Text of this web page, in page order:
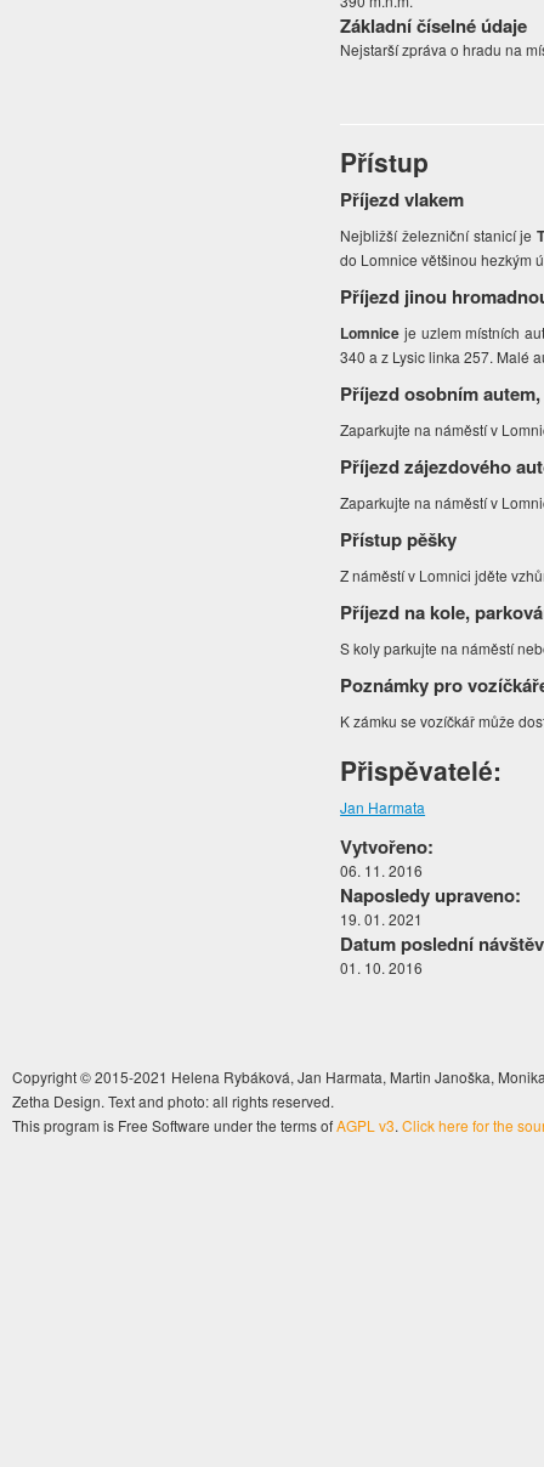
Základní číselné údaje
Nejstarší zpráva o hradu na
Přístup
Příjezd vlakem
Nejbližší železniční stanicí je
do Lomnice většinou hezkým
Příjezd jinou
Lomnice je uzlem místních
340 a z Lysic linka 257. Malé
Příjezd osobním
Zaparkujte na náměstí v
Příjezd zájezdového
Zaparkujte na náměstí v
Přístup pěšky
Z náměstí v Lomnici jděte
Příjezd na kole,
S koly parkujte na náměstí
Poznámky pro
K zámku se vozíčkář může
Přispěvatelé:
Jan Harmata
Vytvořeno:
06. 11. 2016
Naposledy upraveno:
19. 01. 2021
Datum poslední
01. 10. 2016
Copyright © 2015-2021 Helena Rybáková, Jan Harmata, Martin Janoška,
Zetha Design. Text and photo: all rights reserved.
This program is Free Software under the terms ofAGPL v3. Click here for the